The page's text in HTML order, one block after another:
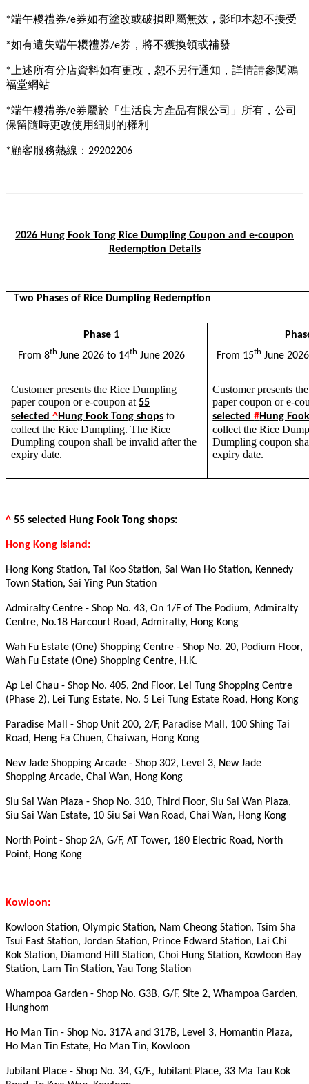
*端午糭禮券/e券如有塗改或破損即屬無效，影印本恕不接受
*如有遺失端午糭禮券/e券，將不獲換領或補發
*
上述所有分店資料如有更改，恕不另行通知，詳情請參閱鴻
福堂網站
*端午糭禮券/e券屬於「生活良方產品有限公司」所有，公司
保留隨時更改使用細則的權利
*顧客服務熱線： 29202206
2026 Hung Fook Tong Rice Dumpling Coupon and e-coupon
Redemption Details
Two Phases of Rice Dumpling Redemption
Phase 1
From 8th June 2026 to 14th June 2026
From 15th June
Customer presents the Rice Dumpling
paper coupon or e-coupon at55
selected^Hung Fook Tong shops to
collect the Rice Dumpling. The Rice
Dumpling coupon shall be invalid after the
expiry date.
Customer presents
paper coupon or e-
selected#Hung
collect the Rice
Dumpling coupon
expiry date.
^ 55 selected Hung Fook Tong shops:
Hong Kong Island:
Hong Kong Station, Tai Koo Station, Sai Wan Ho Station, Kennedy
Town Station, Sai Ying Pun Station
Admiralty Centre - Shop No. 43, On 1/F of The Podium, Admiralty
Centre, No.18 Harcourt Road, Admiralty, Hong Kong
Wah Fu Estate (One) Shopping Centre - Shop No. 20, Podium Floor,
Wah Fu Estate (One) Shopping Centre, H.K.
Ap Lei Chau - Shop No. 405, 2nd Floor, Lei Tung Shopping Centre
(Phase 2), Lei Tung Estate, No. 5 Lei Tung Estate Road, Hong Kong
Paradise Mall - Shop Unit 200, 2/F, Paradise Mall, 100 Shing Tai
Road, Heng Fa Chuen, Chaiwan, Hong Kong
New Jade Shopping Arcade - Shop 302, Level 3, New Jade
Shopping Arcade, Chai Wan, Hong Kong
Siu Sai Wan Plaza - Shop No. 310, Third Floor, Siu Sai Wan Plaza,
Siu Sai Wan Estate, 10 Siu Sai Wan Road, Chai Wan, Hong Kong
North Point - Shop 2A, G/F, AT Tower, 180 Electric Road, North
Point, Hong Kong
Kowloon:
Kowloon Station, Olympic Station, Nam Cheong Station, Tsim Sha
Tsui East Station, Jordan Station, Prince Edward Station, Lai Chi
Kok Station, Diamond Hill Station, Choi Hung Station, Kowloon Bay
Station, Lam Tin Station, Yau Tong Station
Whampoa Garden - Shop No. G3B, G/F, Site 2, Whampoa Garden,
Hunghom
Ho Man Tin - Shop No. 317A and 317B, Level 3, Homantin Plaza,
Ho Man Tin Estate, Ho Man Tin, Kowloon
Jubilant Place - Shop No. 34, G/F., Jubilant Place, 33 Ma Tau Kok